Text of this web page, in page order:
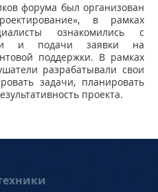
форума был организован
в рамках
ознакомились с
и подачи заявки на
поддержки. В рамках
разрабатывали свои
задачи, планировать
проекта.